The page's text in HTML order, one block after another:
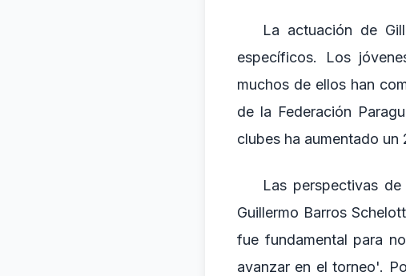
La actuación de
específicos. Los
muchos de ellos han
de la Federación
clubes ha aumentado
Las perspectivas
Guillermo Barros
fue fundamental para
avanzar en el torneo'.